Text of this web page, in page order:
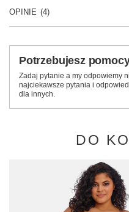
OPINIE (4)
Potrzebujesz
Zadaj pytanie a my odpowiemy
najciekawsze pytania i
dla innych.
DO